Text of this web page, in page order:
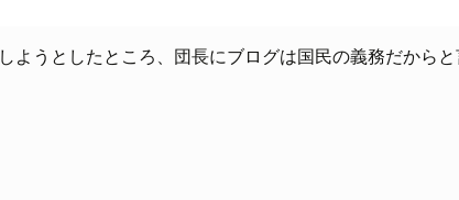
ようとしたところ、団長にブログは国民の義務だからと